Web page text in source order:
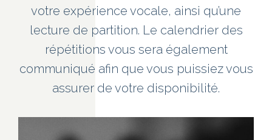
votre expérience vocale, ainsi qu’une
lecture de partition. Le calendrier des
répétitions vous sera également
communiqué afin que vous puissiez vous
assurer de votre disponibilité.